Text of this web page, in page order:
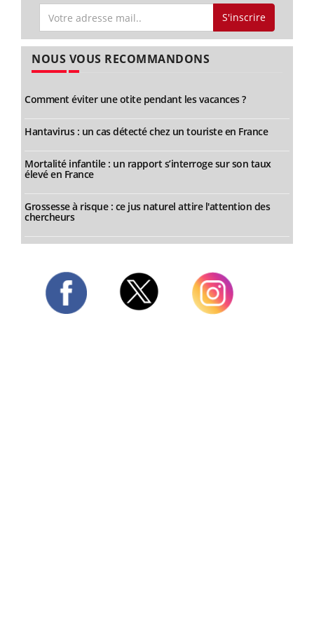
S'inscrire
NOUS VOUS RECOMMANDONS
Comment éviter une otite pendant les vacances ?
Hantavirus : un cas détecté chez un touriste en France
Mortalité infantile : un rapport s’interroge sur son taux
élevé en France
Grossesse à risque : ce jus naturel attire l'attention des
chercheurs